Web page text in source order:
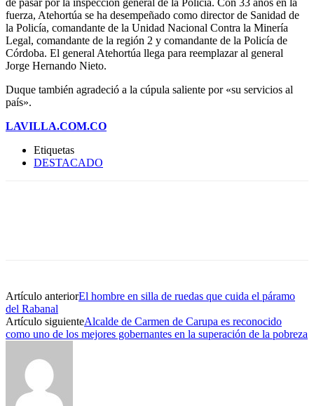
de pasar por la inspección general de la Policía. Con 33 años en la
fuerza, Atehortúa se ha desempeñado como director de Sanidad de
la Policía, comandante de la Unidad Nacional Contra la Minería
Legal, comandante de la región 2 y comandante de la Policía de
Córdoba. El general Atehortúa llega para reemplazar al general
Jorge Hernando Nieto.
Duque también agradeció a la cúpula saliente por «su servicios al
país».
LAVILLA.COM.CO
Etiquetas
DESTACADO
Artículo anteriorEl hombre en silla de ruedas que cuida el páramo
del Rabanal
Artículo siguienteAlcalde de Carmen de Carupa es reconocido
como uno de los mejores gobernantes en la superación de la pobreza